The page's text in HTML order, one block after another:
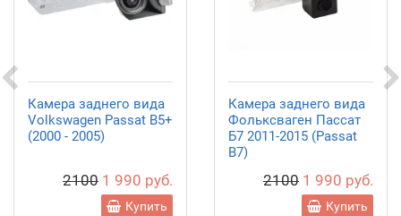
Камера заднего вида
Volkswagen Passat B5+
(2000 - 2005)
2100 1 990 руб.
Купить
Камера заднего вида
Фольксваген Пассат
Б7 2011-2015 (Passat
B7)
2100 1 990 руб.
Купить